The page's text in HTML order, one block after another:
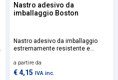
Nastro adesivo da
imballaggio Boston
Nastro adesivo da imballaggio
estremamente resistente e
chiusura sicura di scatole e
pacchi, garantendo protezione e
a partire da
€ 4,15 IVA inc.